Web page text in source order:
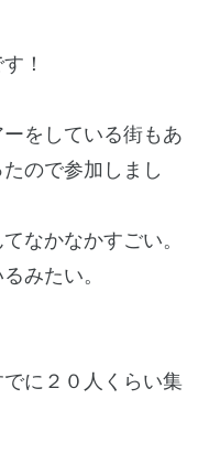
！
をしている街もあ
ので参加しまし
なかなかすごい。
みたい。
に２０人くらい集